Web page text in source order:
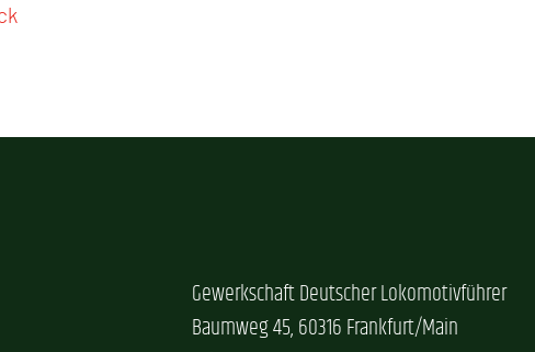
Gewerkschaft Deutscher Lokomotivführer
Baumweg 45, 60316 Frankfurt/Main